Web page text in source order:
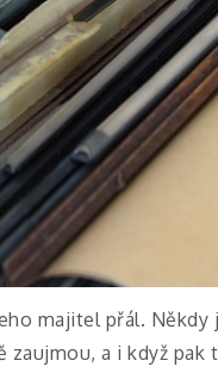
majitel přál.
a i když